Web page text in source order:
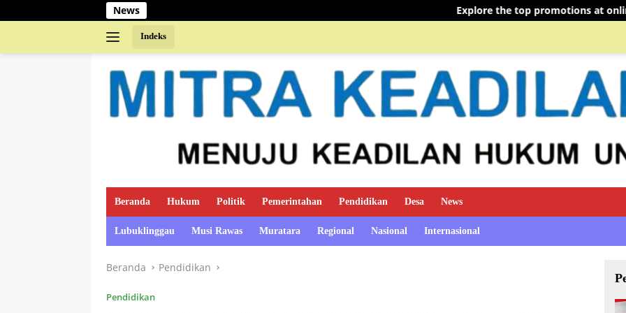
ke
News Explore the top promotions at online pokies NZ: Maximize
Indeks
Beranda Hukum Politik Pemerintahan Pendidikan Desa News
Lubuklinggau Musi Rawas Muratara Regional Nasional Internasional
Beranda Pendidikan
Pendidikan